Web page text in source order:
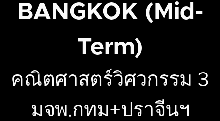
BANGKOK (Mid-
Term)
คณิตศาสตร์วิศวกรรม 3
มจพ.กทม+ปราจีนฯ